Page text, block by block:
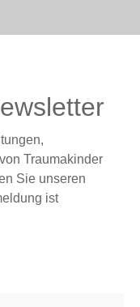
Traumakinder
Sie unseren
ist